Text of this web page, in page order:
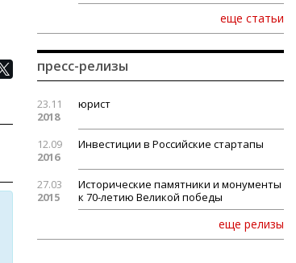
еще статьи
пресс-релизы
23.11
2018
юрист
12.09
2016
Инвестиции в Российские стартапы
27.03
2015
Исторические памятники и монументы
к 70-летию Великой победы
еще релизы